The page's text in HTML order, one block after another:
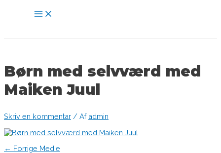
Main
Børn med selvværd med
Maiken Juul
Skriv en kommentar / Af admin
Indlægsnavigation
← Forrige Medie